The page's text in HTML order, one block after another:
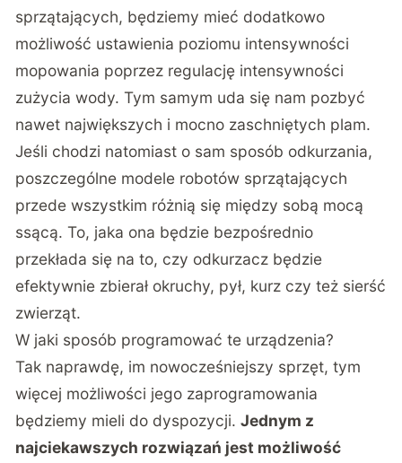
sprzątających, będziemy mieć dodatkowo
możliwość ustawienia poziomu intensywności
mopowania poprzez regulację intensywności
zużycia wody. Tym samym uda się nam pozbyć
nawet największych i mocno zaschniętych plam.
Jeśli chodzi natomiast o sam sposób odkurzania,
poszczególne modele robotów sprzątających
przede wszystkim różnią się między sobą mocą
ssącą. To, jaka ona będzie bezpośrednio
przekłada się na to, czy odkurzacz będzie
efektywnie zbierał okruchy, pył, kurz czy też sierść
zwierząt.
W jaki sposób programować te urządzenia?
Tak naprawdę, im nowocześniejszy sprzęt, tym
więcej możliwości jego zaprogramowania
będziemy mieli do dyspozycji.Jednym z
najciekawszych rozwiązań jest możliwość